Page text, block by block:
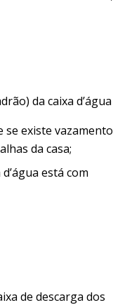
da caixa d’água
se existe vazamento
da casa;
está com
de descarga dos